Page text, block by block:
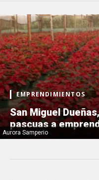
Aurora Samperio
EMPRENDIMIENTOS
San Miguel
pascuas a